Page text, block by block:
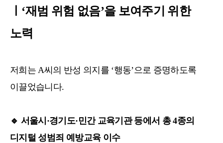
ㅣ‘재범 위험 없음’을 보여주기 위한
노력
저희는 A씨의 반성 의지를 ‘행동’으로 증명하도록
이끌었습니다.
🔹 서울시·경기도·민간 교육기관 등에서 총 4종의
디지털 성범죄 예방교육 이수